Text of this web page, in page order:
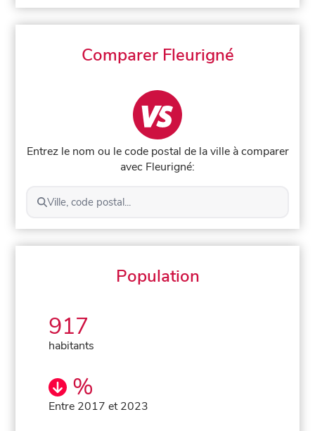
Comparer Fleurigné
Entrez le nom ou le code postal de la ville à comparer
avec Fleurigné:
Ville, code postal...
Population
917
habitants
%
Entre 2017 et 2023